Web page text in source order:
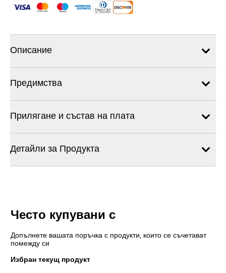
Описание
Предимства
Прилягане и състав на плата
Детайли за Продукта
Често купувани с
Допълнете вашата поръчка с продукти, които се съчетават
помежду си
Избран текущ продукт